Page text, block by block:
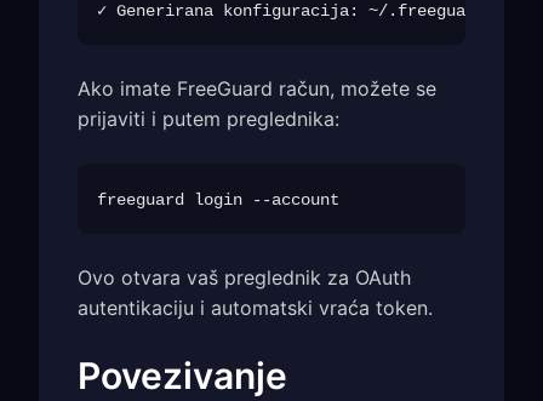
Ako imate FreeGuard račun, možete se
prijaviti i putem preglednika:
Ovo otvara vaš preglednik za OAuth
autentikaciju i automatski vraća token.
Povezivanje